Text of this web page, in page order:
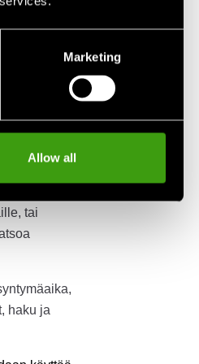
Marketing
Allow all
sallii.
viimeisestä
perusteella:
plus kuluva
varten tietoja
tai
haku ja